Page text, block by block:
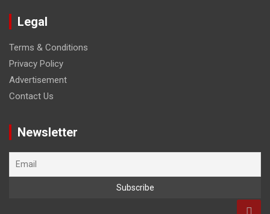
Legal
Terms & Conditions
Privacy Policy
Advertisement
Contact Us
Newsletter